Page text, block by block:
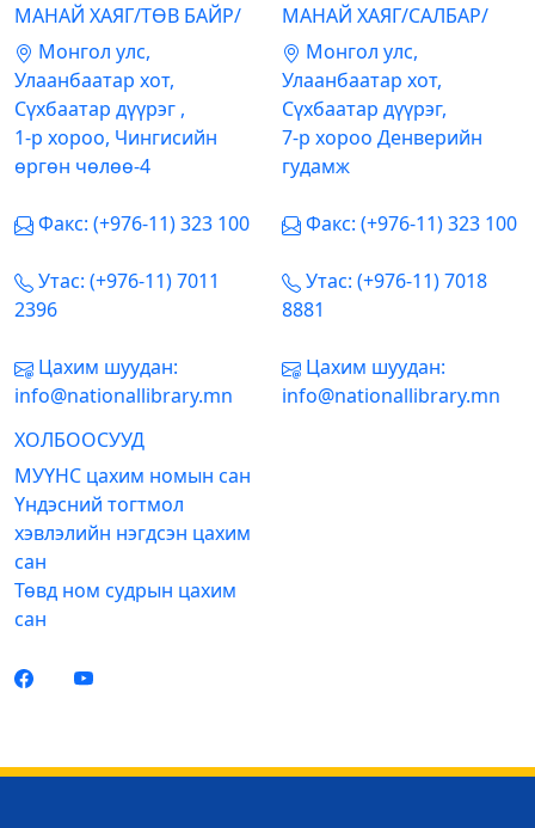
МАНАЙ ХАЯГ/ТӨВ БАЙР/
Mонгол улс,
Улаанбаатар хот,
Сүхбаатар дүүрэг ,
1-р хороо, Чингисийн
өргөн чөлөө-4
Факс: (+976-11) 323 100
Утас: (+976-11) 7011
2396
Цахим шуудан:
info@nationallibrary.mn
МАНАЙ ХАЯГ/САЛБАР/
Mонгол улс,
Улаанбаатар хот,
Сүхбаатар дүүрэг,
7-р хороо Денверийн
гудамж
Факс: (+976-11) 323 100
Утас: (+976-11) 7018
8881
Цахим шуудан:
info@nationallibrary.mn
ХОЛБООСУУД
МУҮНС цахим номын сан
Үндэсний тогтмол
хэвлэлийн нэгдсэн цахим
сан
Төвд ном судрын цахим
сан